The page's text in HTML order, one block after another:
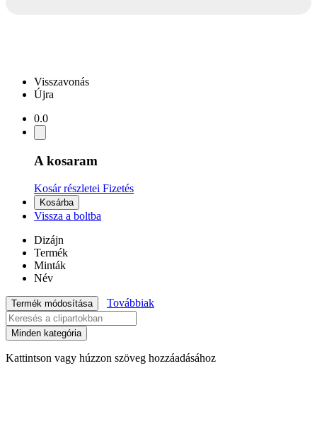
Visszavonás
Újra
0.0
A kosaram
Kosár részletei Fizetés
Kosárba
Vissza a boltba
Dizájn
Termék
Minták
Név
Termék módosítása Továbbiak
Minden kategória
Kattintson vagy húzzon szöveg hozzáadásához